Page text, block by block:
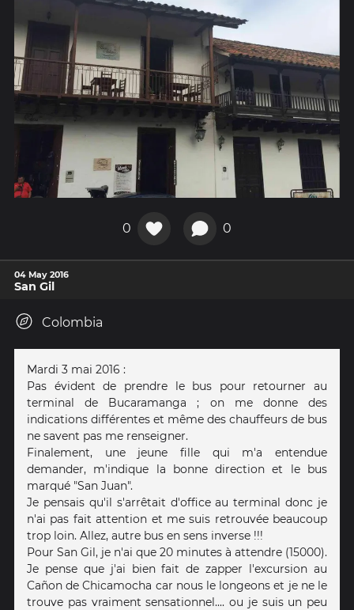
0 0
04 May 2016
San Gil
Colombia
Mardi 3 mai 2016 :
Pas évident de prendre le bus pour retourner au
terminal de Bucaramanga ; on me donne des
indications différentes et même des chauffeurs de bus
ne savent pas me renseigner.
Finalement, une jeune fille qui m'a entendue
demander, m'indique la bonne direction et le bus
marqué "San Juan".
Je pensais qu'il s'arrêtait d'office au terminal donc je
n'ai pas fait attention et me suis retrouvée beaucoup
trop loin. Allez, autre bus en sens inverse !!!
Pour San Gil, je n'ai que 20 minutes à attendre (15000).
Je pense que j'ai bien fait de zapper l'excursion au
Cañon de Chicamocha car nous le longeons et je ne le
trouve pas vraiment sensationnel.... ou je suis un peu